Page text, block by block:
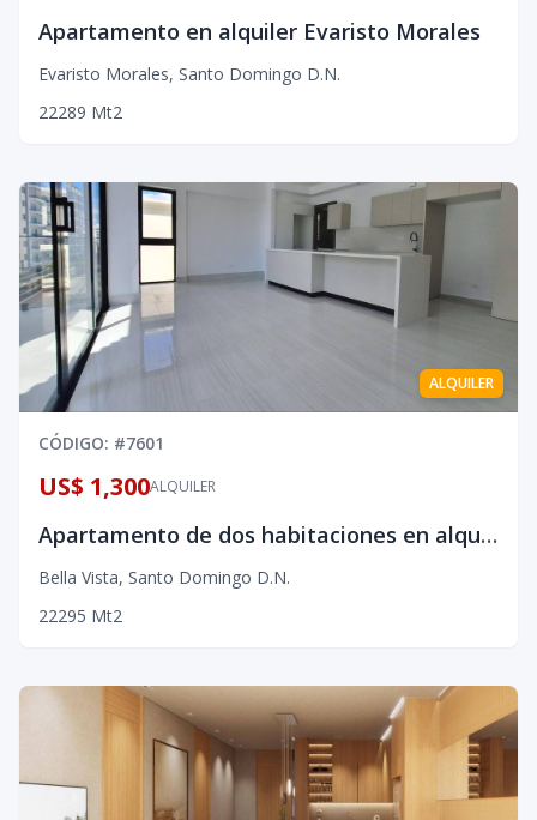
Apartamento en alquiler Evaristo Morales
Evaristo Morales, Santo Domingo D.N.
22289 Mt2
ALQUILER
CÓDIGO: #7601
ALQUILER
US$ 1,300
Apartamento de dos habitaciones en alquiler
Bella Vista, Santo Domingo D.N.
22295 Mt2